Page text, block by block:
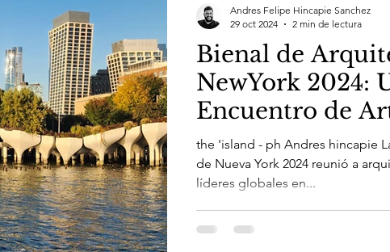
Bienal de
NewYork 2024:
Encuentro de
Sostenibilidad y
Urbana
the 'island - ph Andres hincapie
de Nueva York 2024 reunió a arquitectos, diseñadores y
líderes globales en...
Andres Felipe Hincapie Sanchez
29 oct 2024
2 min de lectura